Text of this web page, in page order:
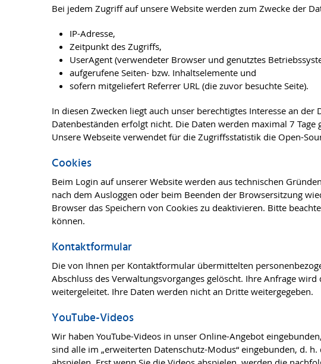
Bei jedem Zugriff auf unsere Website werden zum Zwecke der
IP-Adresse,
Zeitpunkt des Zugriffs,
UserAgent (verwendeter Browser und genutztes
aufgerufene Seiten- bzw. Inhaltselemente und
sofern mitgeliefert Referrer URL (die zuvor besuchte Seite).
In diesen Zwecken liegt auch unser berechtigtes Interesse an
Datenbeständen erfolgt nicht. Die Daten werden maximal 7
Unsere Webseite verwendet für die Zugriffsstatistik die Open-
Cookies
Beim Login auf unserer Website werden aus technischen
nach dem Ausloggen oder beim Beenden der Browsersitzung
Browser das Speichern von Cookies zu deaktivieren. Bitte
können.
Kontaktformular
Die von Ihnen per Kontaktformular übermittelten
Abschluss des Verwaltungsvorganges gelöscht. Ihre Anfrage
weitergeleitet. Ihre Daten werden nicht an Dritte weitergegeben.
YouTube-Videos
Wir haben YouTube-Videos in unser Online-Angebot
sind alle im „erweiterten Datenschutz-Modus“ eingebunden, d.